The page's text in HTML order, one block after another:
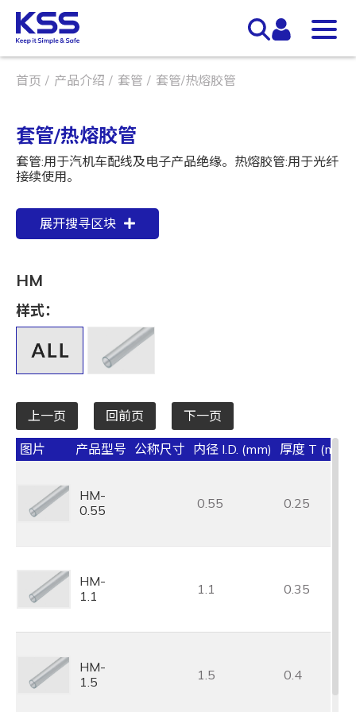
首页 产品介绍 套管 套管/热熔胶管
套管/热熔胶管
套管:用于汽机车配线及电子产品绝缘。热熔胶管:用于光纤
接续使用。
展开搜寻区块
HM
样式：
上一页 回前页 下一页
图片 产品型号 公称尺寸 内径 I.D. (mm) 厚度 T (mm)
HM-
0.55
0.55 0.25
HM-
1.1
1.1 0.35
HM-
1.5
1.5 0.4